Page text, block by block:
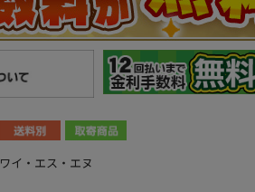
ワイ・エス・エヌ